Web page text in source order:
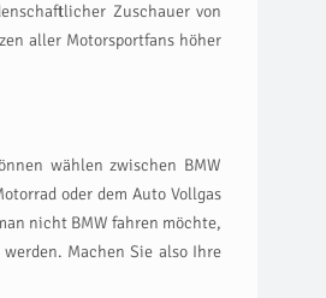
Zuschauer von
aller Motorsportfans höher
wählen zwischen BMW
oder dem Auto Vollgas
nicht BMW fahren möchte,
Machen Sie also Ihre